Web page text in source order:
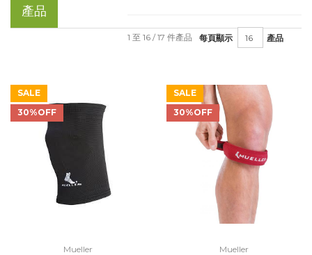
產品
每頁顯示 產品
1 至 16 / 17 件產品
SALE
30%OFF
Mueller
SALE
30%OFF
Mueller